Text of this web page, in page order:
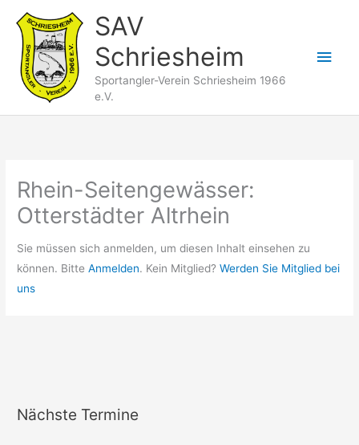
Inhalt
springen
SAV
Schriesheim
Sportangler-Verein Schriesheim 1966
e.V.
Rhein-Seitengewässer:
Otterstädter Altrhein
Sie müssen sich anmelden, um diesen Inhalt einsehen zu
können. BitteAnmelden. Kein Mitglied?Werden Sie Mitglied bei
uns
Nächste Termine